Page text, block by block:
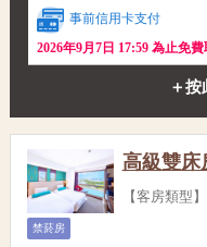
事前信用卡支付
2026年9月7日 17:59 為止免
＋
高級雙床
【客房類型
禁菸房